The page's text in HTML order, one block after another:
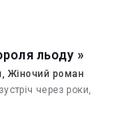
льоду »
Жіночий роман
через роки,